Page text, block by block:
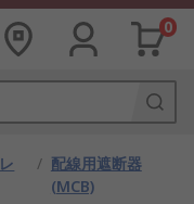
0
/ 配線用遮断器
(MCB)